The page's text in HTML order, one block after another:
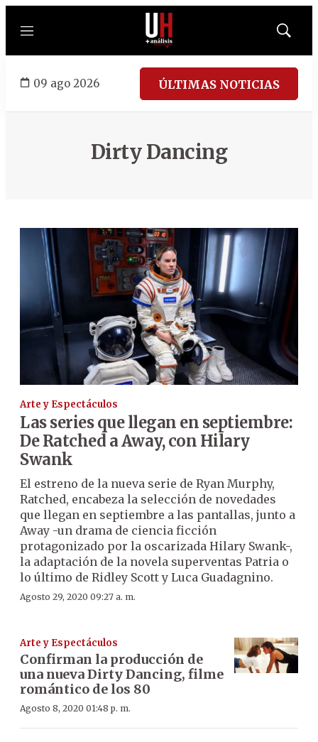
Menú
Mostrar
09 ago 2026 ÚLTIMAS NOTICIAS
Dirty Dancing
Arte y Espectáculos
Las series que llegan en septiembre:
De Ratched a Away, con Hilary
Swank
El estreno de la nueva serie de Ryan Murphy,
Ratched, encabeza la selección de novedades
que llegan en septiembre a las pantallas, junto a
Away -un drama de ciencia ficción
protagonizado por la oscarizada Hilary Swank-,
la adaptación de la novela superventas Patria o
lo último de Ridley Scott y Luca Guadagnino.
Agosto 29, 2020 09:27 a. m.
Arte y Espectáculos
Confirman la producción de
una nueva Dirty Dancing, filme
romántico de los 80
Agosto 8, 2020 01:48 p. m.